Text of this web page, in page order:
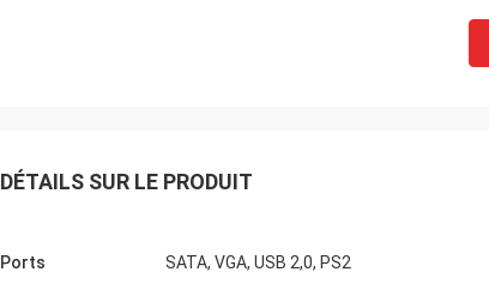
DÉTAILS SUR LE PRODUIT
Ports SATA, VGA, USB 2,0, PS2